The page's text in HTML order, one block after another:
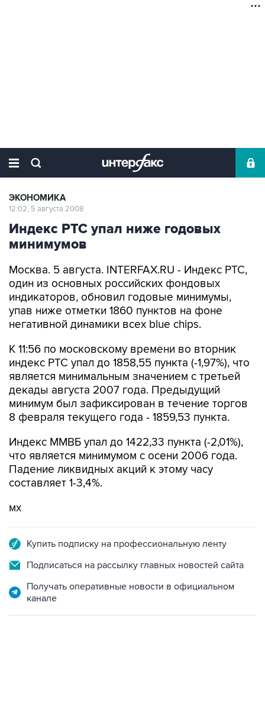
ЭКОНОМИКА
12:02, 5 августа 2008
Индекс РТС упал ниже годовых
минимумов
Москва. 5 августа. INTERFAX.RU - Индекс РТС,
один из основных российских фондовых
индикаторов, обновил годовые минимумы,
упав ниже отметки 1860 пунктов на фоне
негативной динамики всех blue chips.
К 11:56 по московскому времени во вторник
индекс РТС упал до 1858,55 пункта (-1,97%), что
является минимальным значением с третьей
декады августа 2007 года. Предыдущий
минимум был зафиксирован в течение торгов
8 февраля текущего года - 1859,53 пункта.
Индекс ММВБ упал до 1422,33 пункта (-2,01%),
что является минимумом с осени 2006 года.
Падение ликвидных акций к этому часу
составляет 1-3,4%.
мх
Купить подписку на профессиональную ленту
Подписаться на рассылку главных новостей сайта
Получать оперативные новости в официальном
канале